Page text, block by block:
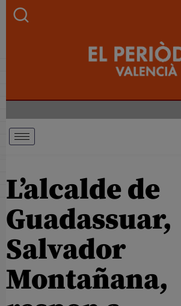
L’alcalde de
Guadassuar,
Salvador
Montañana,